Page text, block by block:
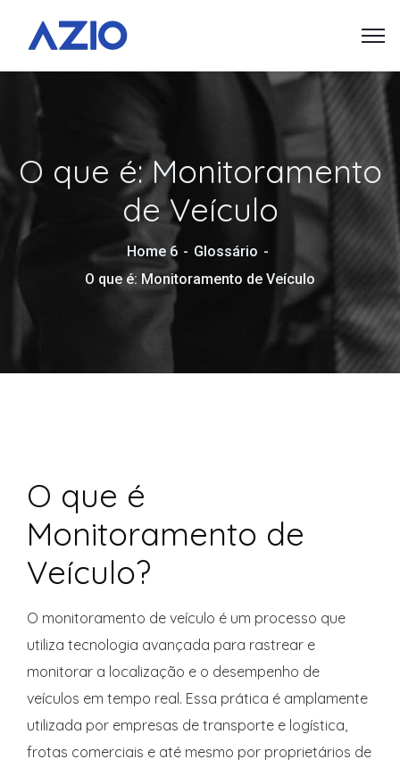
O que é: Monitoramento
de Veículo
Home 6
Glossário
O que é: Monitoramento de Veículo
O que é
Monitoramento de
Veículo?
O monitoramento de veículo é um processo que
utiliza tecnologia avançada para rastrear e
monitorar a localização e o desempenho de
veículos em tempo real. Essa prática é amplamente
utilizada por empresas de transporte e logística,
frotas comerciais e até mesmo por proprietários de